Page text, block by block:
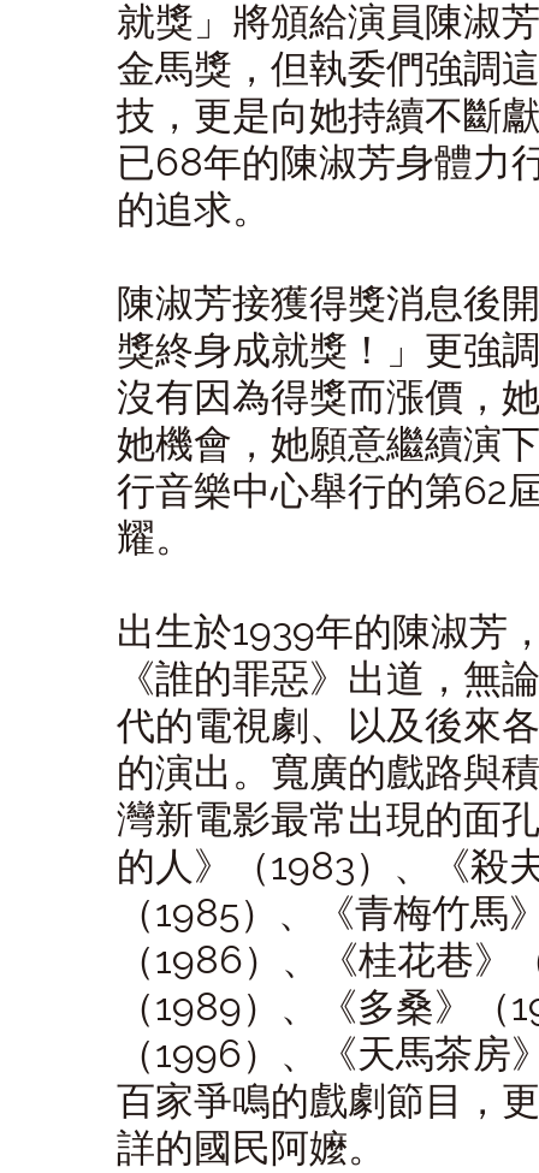
就獎」將頒給演員陳淑
金馬獎，但執委們強調
技，更是向她持續不斷
已68年的陳淑芳身體力
的追求。
陳淑芳接獲得獎消息後
獎終身成就獎！」更強
沒有因為得獎而漲價，
她機會，她願意繼續演
行音樂中心舉行的第62
耀。
出生於1939年的陳淑芳
《誰的罪惡》出道，無
代的電視劇、以及後來
的演出。寬廣的戲路與
灣新電影最常出現的面
的人》（1983）、《殺
（1985）、《青梅竹馬
（1986）、《桂花巷》
（1989）、《多桑》（
（1996）、《天馬茶房
百家爭鳴的戲劇節目，
詳的國民阿嬤。